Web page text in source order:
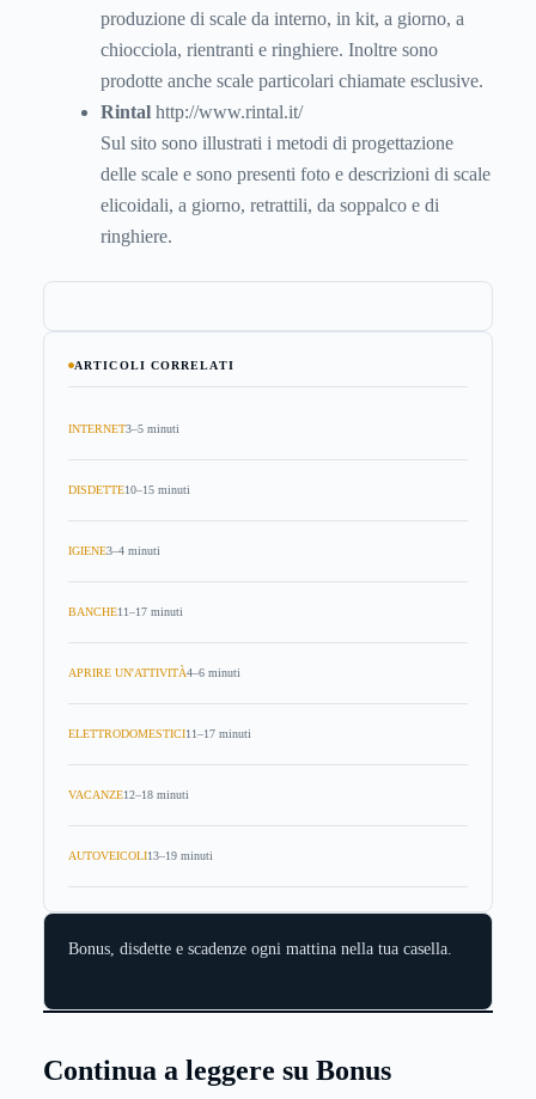
produzione di scale da interno, in kit, a giorno, a
chiocciola, rientranti e ringhiere. Inoltre sono
prodotte anche scale particolari chiamate esclusive.
Rintal http://www.rintal.it/
Sul sito sono illustrati i metodi di progettazione
delle scale e sono presenti foto e descrizioni di scale
elicoidali, a giorno, retrattili, da soppalco e di
ringhiere.
ARTICOLI CORRELATI
INTERNET3–5 minuti
DISDETTE10–15 minuti
IGIENE3–4 minuti
BANCHE11–17 minuti
APRIRE UN'ATTIVITÀ4–6 minuti
ELETTRODOMESTICI11–17 minuti
VACANZE12–18 minuti
AUTOVEICOLI13–19 minuti
Bonus, disdette e scadenze ogni mattina nella tua casella.
Continua a leggere su Bonus